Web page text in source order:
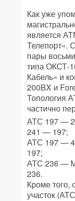
Как уже
является
Телепорт».
пары
типа ОКСТ-
Кабель» и
200BX и
Топология
частично
АТС 197 —
241 — 197;
АТС 197 —
197;
АТС 236 —
236.
Кроме того,
участок